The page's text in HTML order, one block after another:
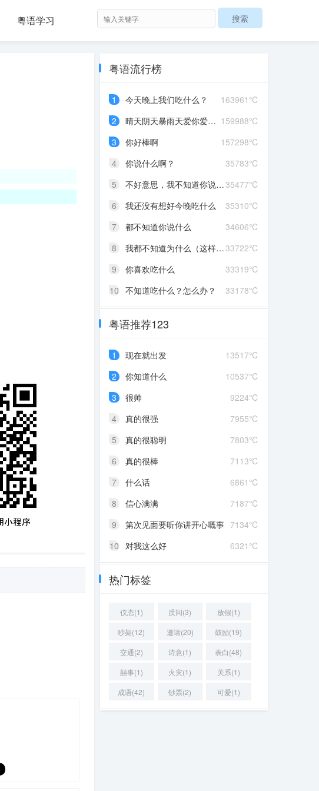
粤语学习
粤语流行榜
163961℃
1
今天晚上我们吃什么？
159988℃
2
晴天阴天暴雨天爱你爱到发晒颠红茶绿茶菊花茶爱你爱到蒙查查
157298℃
3
你好棒啊
35783℃
4
你说什么啊？
35477℃
5
不好意思，我不知道你说什么
35310℃
6
我还没有想好今晚吃什么
34606℃
7
都不知道你说什么
33722℃
8
我都不知道为什么（这样做）
33319℃
9
你喜欢吃什么
33178℃
10 不知道吃什么？怎么办？
粤语推荐123
13517℃
1
现在就出发
10537℃
2
你知道什么
9224℃
3
很帅
7955℃
4
真的很强
7803℃
5
真的很聪明
7113℃
6
真的很棒
6861℃
7
什么话
7187℃
8
信心满满
7134℃
9
第次见面要听你讲开心嘅事
6321℃
10 对我这么好
热门标签
仪态(1) 质问(3)
放假(1)
吵架(12)
邀请(20)
鼓励(19)
交通(2)
诗意(1)
表白(48)
囍事(1)
火灾(1)
关系(1)
成语(42)
钞票(2) 可爱(1)